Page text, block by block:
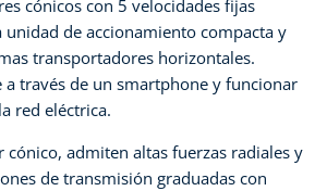
cónicos con 5 velocidades fijas
unidad de accionamiento compacta y
transportadores horizontales.
a través de un smartphone y funcionar
red eléctrica.
cónico, admiten altas fuerzas radiales y
de transmisión graduadas con